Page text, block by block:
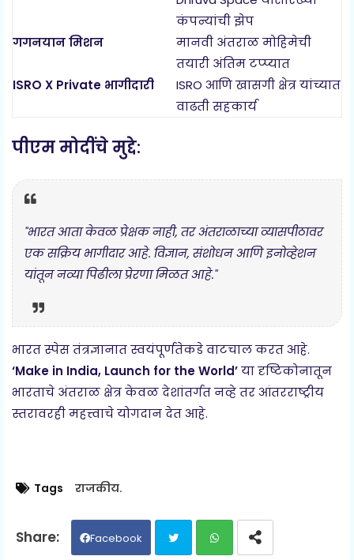
कंपन्यांची झेप
गगनयान मिशन
मानवी अंतराळ मोहिमेची
तयारी अंतिम टप्प्यात
ISRO X Private भागीदारी
ISRO आणि खासगी क्षेत्र यांच्यात
वाढती सहकार्य
पीएम मोदींचे मुद्दे:
"भारत आता केवळ प्रेक्षक नाही, तर अंतराळाच्या व्यासपीठावर
एक सक्रिय भागीदार आहे. विज्ञान, संशोधन आणि इनोव्हेशन
यांतून नव्या पिढीला प्रेरणा मिळत आहे."
भारत स्पेस तंत्रज्ञानात स्वयंपूर्णतेकडे वाटचाल करत आहे.
‘Make in India, Launch for the World’या दृष्टिकोनातून
भारताचे अंतराळ क्षेत्र केवळ देशांतर्गत नव्हे तर आंतरराष्ट्रीय
स्तरावरही महत्त्वाचे योगदान देत आहे.
Tags राजकीय.
Facebook